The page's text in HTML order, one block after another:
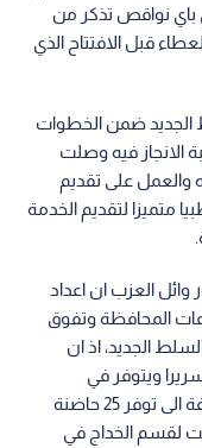
باي نواقص تذكر من
قبل الافتتاح الذي
ضمن الخطوات
الانجاز فيه وصلت
والعمل على تقديم
متميزا لتقديم الخدمة
العزب ان اعداد
المحافظة وتفوق
الجديد، اذ ان
المستشفى الاستيعابية للاسرة 350 سريرا ويتوفر في
المستودعات كامل العدد المطلوب بالاضافة الى توفر 25 حاضنة
لقسم الخداج في